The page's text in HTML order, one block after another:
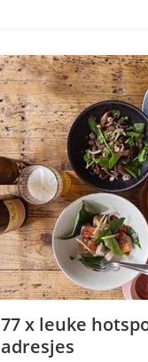
77 x leuke
adresjes